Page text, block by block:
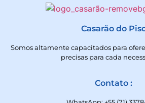
Casarão do
Somos altamente capacitados para
precisas para cada
Contato :